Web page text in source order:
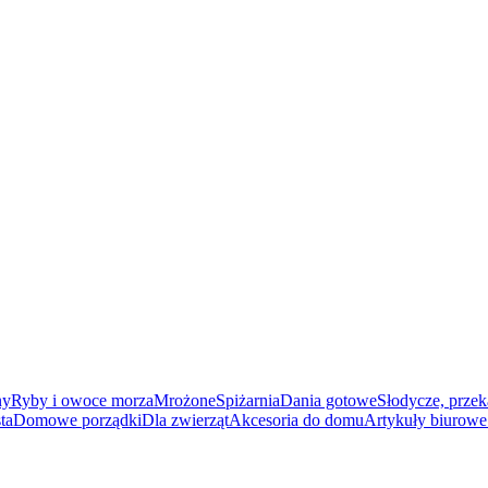
Ryby i owoce morzaMrożoneSpiżarniaDania gotoweSłodycze,
Domowe porządkiDla zwierzątAkcesoria do domuArtykuły